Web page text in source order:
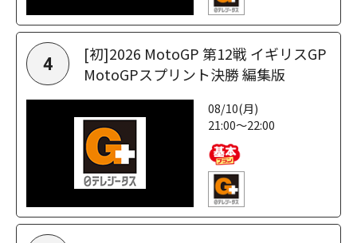
4
[初]2026 MotoGP 第12戦 イギリスGP
MotoGPスプリント決勝 編集版
08/10(月)
21:00～22:00